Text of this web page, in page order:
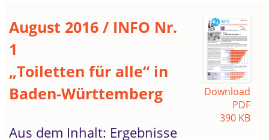
Download
PDF
390 KB
August 2016 / INFO Nr.
1
„Toiletten für alle“ in
Baden-Württemberg
Aus dem Inhalt: Ergebnisse